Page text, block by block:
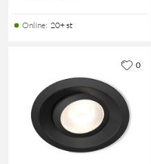
Online: 20+ st
0